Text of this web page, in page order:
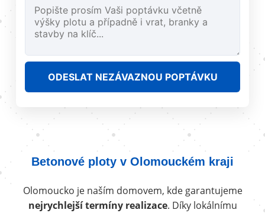
ODESLAT NEZÁVAZNOU POPTÁVKU
Betonové ploty v Olomouckém kraji
Olomoucko je naším domovem, kde garantujeme
nejrychlejší termíny realizace. Díky lokálnímu